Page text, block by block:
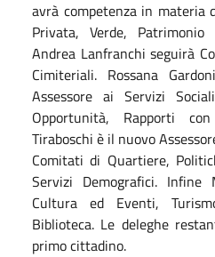
avrà competenza in materia
Privata, Verde,
Andrea Lanfranchi seguirà
Cimiteriali. Rossana
Assessore ai Servizi
Opportunità, Rapporti
Tiraboschi è il nuovo
Comitati di Quartiere,
Servizi Demografici. Infine
Cultura ed Eventi,
Biblioteca. Le deleghe
primo cittadino.